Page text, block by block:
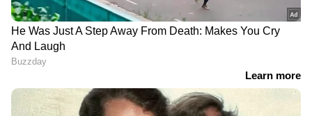
ചോദ്യവുമായി യു പ്രതിഭ. സിപിഎം ആലപ്പുഴ
ജില്ലാ കമ്മിറ്റിയിലെ ചർച്ചയിലാണ് പ്രതിഭയുടെ
ചോദ്യം. അവിടെ നിന്നാലും ഇവിടെ നിന്നാലും
ജയിക്കാൻ സുധാകരൻ കുട്ടിച്ചാത്തനാണോ.
ഞങ്ങളെ കൊണ്ട് സുധാകരൻ കൂടുതൽ
പറയിപ്പിക്കരുത്. എവിടെ നിന്നാലും താൻ